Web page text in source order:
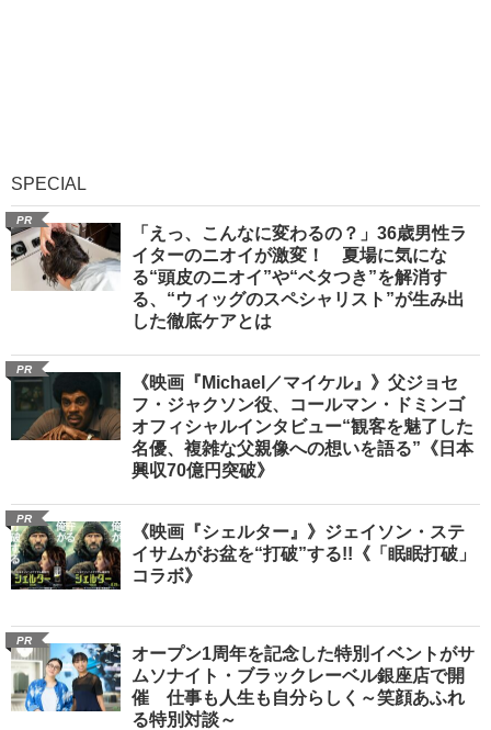
SPECIAL
PR
「えっ、こんなに変わるの？」36歳男性ラ
イターのニオイが激変！ 夏場に気にな
る“頭皮のニオイ”や“ベタつき”を解消す
る、“ウィッグのスペシャリスト”が生み出
した徹底ケアとは
PR
《映画『Michael／マイケル』》父ジョセ
フ・ジャクソン役、コールマン・ドミンゴ
オフィシャルインタビュー“観客を魅了した
名優、複雑な父親像への想いを語る”《日本
興収70億円突破》
PR
《映画『シェルター』》ジェイソン・ステ
イサムがお盆を“打破”する!!《「眠眠打破」
コラボ》
PR
オープン1周年を記念した特別イベントがサ
ムソナイト・ブラックレーベル銀座店で開
催 仕事も人生も自分らしく～笑顔あふれ
る特別対談～